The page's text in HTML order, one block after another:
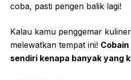
coba, pasti pengen balik lagi!
Kalau kamu penggemar
melewatkan tempat ini!
sendiri kenapa banyak yang